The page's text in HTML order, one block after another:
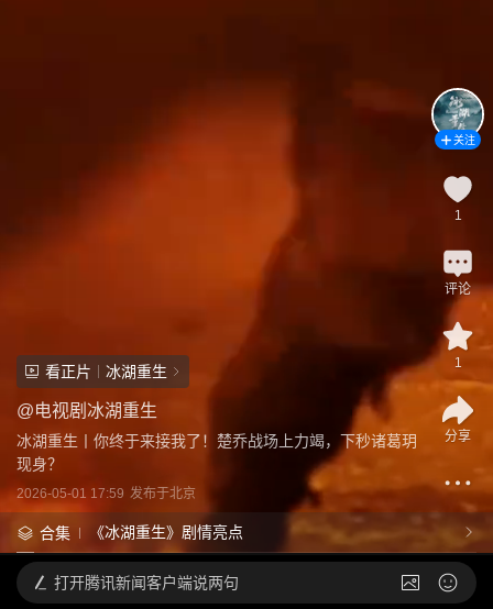
看正片 冰湖重生
@电视剧冰湖重生
冰湖重生丨你终于来接我了！楚乔战场上力竭，下秒诸葛玥
现身？
2026-05-01 17:59 发布于北京
合集 《冰湖重生》剧情亮点
关注
1
评论
1
分享
打开腾讯新闻客户端说两句